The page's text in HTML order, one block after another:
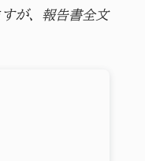
が、報告書全文